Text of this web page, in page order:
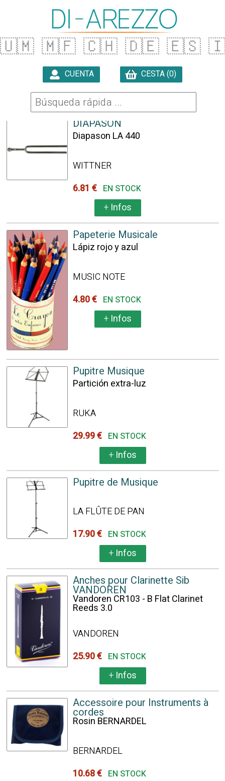
🇺🇲 🇲🇫 🇨🇭 🇩🇪 🇪🇸
CUENTA CESTA (0)
1979 ARTÍCULOS ENCONTRADOS
DIAPASON
Diapason LA 440
WITTNER
6.81 € EN STOCK
+Infos
Papeterie Musicale
Lápiz rojo y azul
MUSIC NOTE
4.80 € EN STOCK
+Infos
Pupitre Musique
Partición extra-luz
RUKA
29.99 € EN STOCK
+Infos
Pupitre de Musique
LA FLÛTE DE PAN
17.90 € EN STOCK
+Infos
Anches pour Clarinette Sib
VANDOREN
Vandoren CR103 - B Flat Clarinet
Reeds 3.0
VANDOREN
25.90 € EN STOCK
+Infos
Accessoire pour Instruments à
cordes
Rosin BERNARDEL
BERNARDEL
10.68 € EN STOCK